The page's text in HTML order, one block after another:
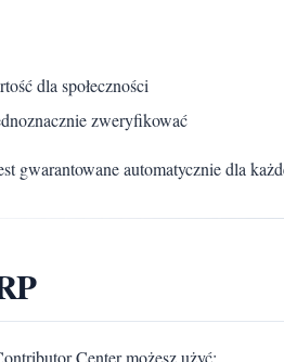
dla społeczności
zweryfikować
gwarantowane automatycznie dla